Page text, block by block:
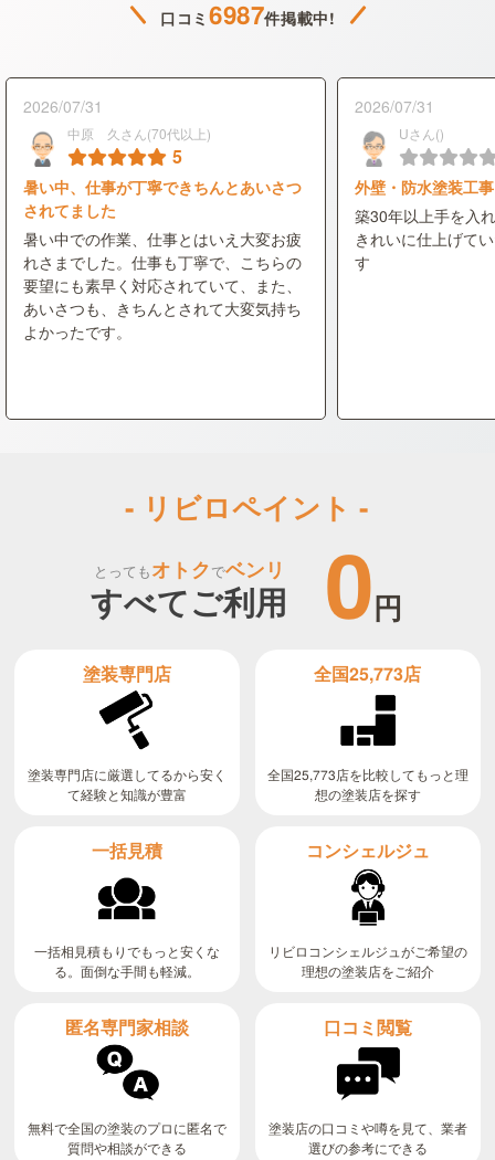
口コミ6987件掲載中!
2026/07/31
中原 久さん(70代以上)
5
暑い中、仕事が丁寧できちんとあいさつ
されてました
暑い中での作業、仕事とはいえ大変お疲
れさまでした。仕事も丁寧で、こちらの
要望にも素早く対応されていて、また、
あいさつも、きちんとされて大変気持ち
よかったです。
2026/07/31
Uさん()
外壁・防水塗装工事
築30年以上手を入
きれいに仕上げて
す
- リビロペイント -
とってもオトクでベンリ
すべてご利用 0円
塗装専門店
塗装専門店に厳選してるから安く
て経験と知識が豊富
全国25,773店
全国25,773店を比較してもっと理
想の塗装店を探す
一括見積
一括相見積もりでもっと安くな
る。面倒な手間も軽減。
コンシェルジュ
リビロコンシェルジュがご希望の
理想の塗装店をご紹介
匿名専門家相談
無料で全国の塗装のプロに匿名で
質問や相談ができる
口コミ閲覧
塗装店の口コミや噂を見て、業者
選びの参考にできる